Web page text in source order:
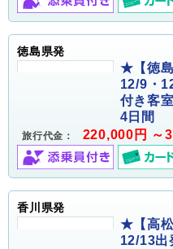
徳島県発
★【徳島
12/9・
付き客
4日間
旅行代金： 220,000円 ～
香川県発
★【高松
12/13出